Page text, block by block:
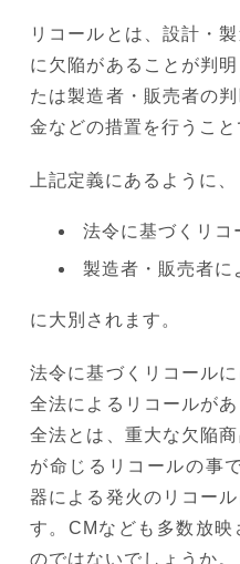
リコールとは、設計・
に欠陥があることが判
たは製造者・販売者の
金などの措置を行うこと
上記定義にあるように、
法令に基づくリコ
製造者・販売者に
に大別されます。
法令に基づくリコール
全法によるリコールが
全法とは、重大な欠陥
が命じるリコールの事
器による発火のリコー
す。CMなども多数放
のではないでしょうか。